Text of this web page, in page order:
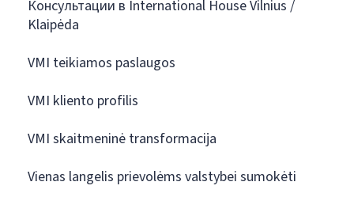
Консультации в International House Vilnius /
Klaipėda
VMI teikiamos paslaugos
VMI kliento profilis
VMI skaitmeninė transformacija
Vienas langelis prievolėms valstybei sumokėti